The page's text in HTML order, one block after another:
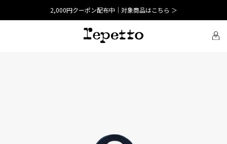
2,000円クーポン配布中｜対象商品はこちら ＞